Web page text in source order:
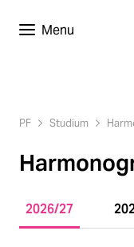
Menu
PF Studium
2026/27